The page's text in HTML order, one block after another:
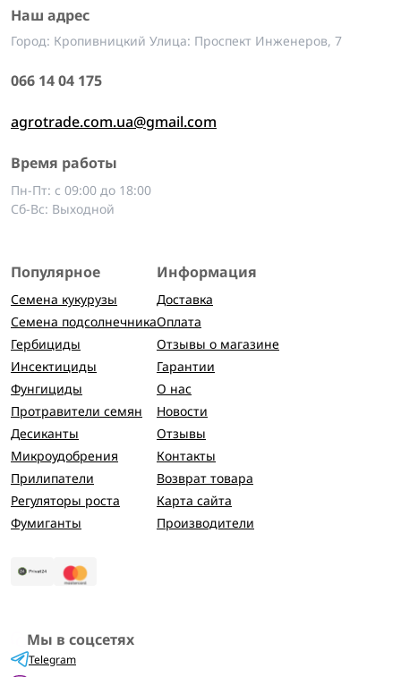
Наш адрес
Город: Кропивницкий Улица: Проспект Инженеров, 7
066 14 04 175
agrotrade.com.ua@gmail.com
Время работы
Пн-Пт: с 09:00 до 18:00
Сб-Вс: Выходной
Популярное
Семена кукурузы
Семена подсолнечника
Гербициды
Инсектициды
Фунгициды
Протравители семян
Десиканты
Микроудобрения
Прилипатели
Регуляторы роста
Фумиганты
Информация
Доставка
Оплата
Отзывы о магазине
Гарантии
О нас
Новости
Отзывы
Контакты
Возврат товара
Карта сайта
Производители
Мы в соцсетях
Telegram